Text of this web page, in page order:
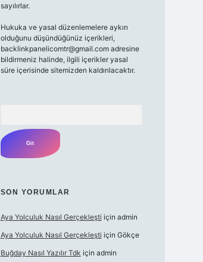
sayılırlar.
Hukuka ve yasal düzenlemelere aykırı
olduğunu düşündüğünüz içerikleri,
backlinkpanelicomtr@gmail.com adresine
bildirmeniz halinde, ilgili içerikler yasal
süre içerisinde sitemizden kaldırılacaktır.
SON YORUMLAR
Aya Yolculuk Nasıl Gerçekleşti için admin
Aya Yolculuk Nasıl Gerçekleşti için Gökçe
Buğday Nasıl Yazılır Tdk için admin